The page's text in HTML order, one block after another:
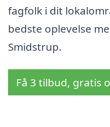
fagfolk i dit
bedste oplevelse
Smidstrup.
Få 3 tilbud, gratis